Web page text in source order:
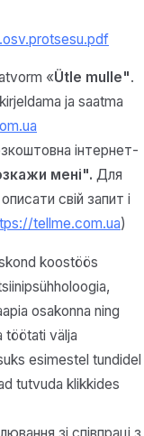
«Ütle mulle".
ja saatma
інтернет-
мені". Для
свій запит і
tellme.com.ua)
koostöös
osakonna ning
töötati välja
esimestel tundidel
tutvuda klikkides
зі співпраці з